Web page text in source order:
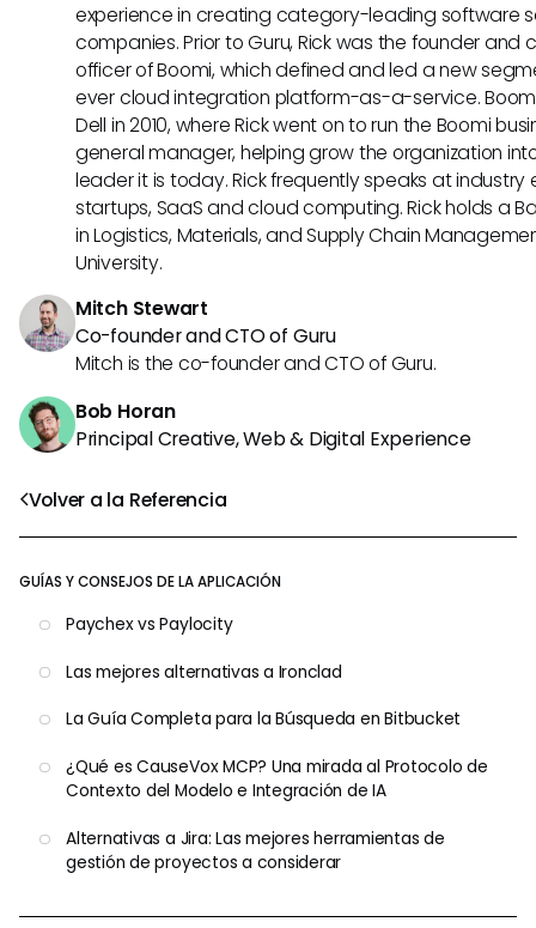
Volver a la Referencia
GUÍAS Y CONSEJOS DE LA APLICACIÓN
Paychex vs Paylocity
Las mejores alternativas a Ironclad
La Guía Completa para la Búsqueda en Bitbucket
¿Qué es CauseVox MCP? Una mirada al Protocolo de
Contexto del Modelo e Integración de IA
Alternativas a Jira: Las mejores herramientas de
gestión de proyectos a considerar
experience in creating category-leading software
companies. Prior to Guru, Rick was the founder and
officer of Boomi, which defined and led a new
ever cloud integration platform-as-a-service.
Dell in 2010, where Rick went on to run the Boomi
general manager, helping grow the organization
leader it is today. Rick frequently speaks at
startups, SaaS and cloud computing. Rick holds a
in Logistics, Materials, and Supply Chain
University.
Mitch Stewart
Co-founder and CTO of Guru
Mitch is the co-founder and CTO of Guru.
Bob Horan
Principal Creative, Web & Digital Experience